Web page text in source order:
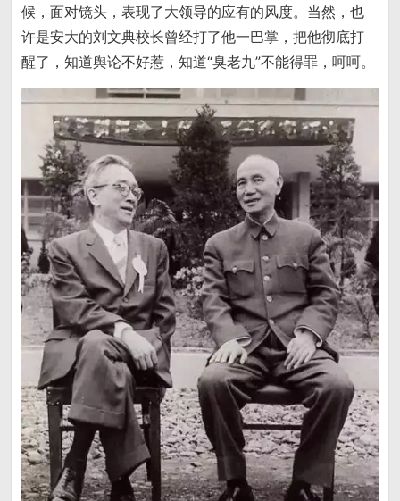
候，面对镜头，表现了大领导的应有的风度。当然，也
许是安大的刘文典校长曾经打了他一巴掌，把他彻底打
醒了，知道舆论不好惹，知道“臭老九”不能得罪，呵呵。